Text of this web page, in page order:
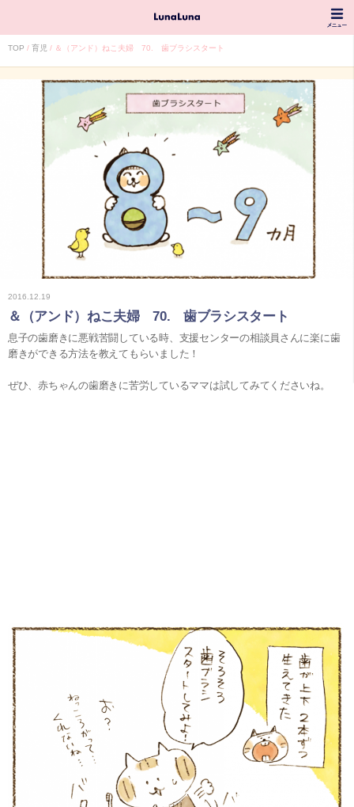
TOP 育児 ＆（アンド）ねこ夫婦 70. 歯ブラシスタート
2016.12.19
＆（アンド）ねこ夫婦 70. 歯ブラシスタート
息子の歯磨きに悪戦苦闘している時、支援センターの相談員さんに楽に歯
磨きができる方法を教えてもらいました！
ぜひ、赤ちゃんの歯磨きに苦労しているママは試してみてくださいね。